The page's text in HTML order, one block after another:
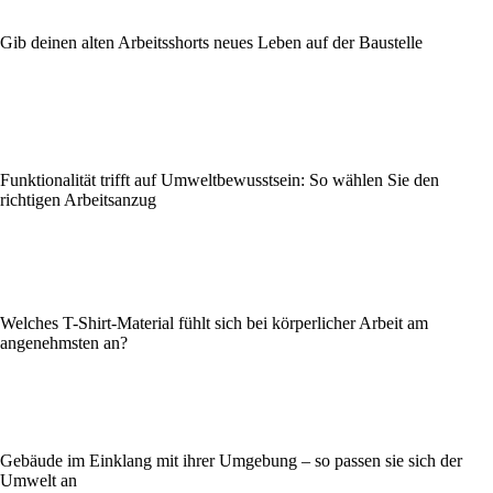
Gib deinen alten Arbeitsshorts neues Leben auf der Baustelle
Funktionalität trifft auf Umweltbewusstsein: So wählen Sie den
richtigen Arbeitsanzug
Welches T-Shirt-Material fühlt sich bei körperlicher Arbeit am
angenehmsten an?
Gebäude im Einklang mit ihrer Umgebung – so passen sie sich der
Umwelt an